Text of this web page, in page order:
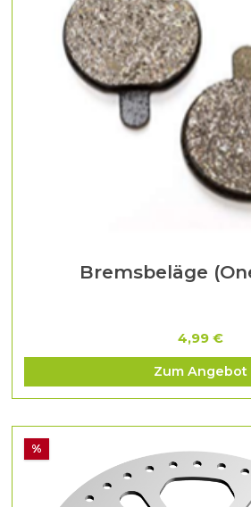
Bremsbeläge
4,99 €
Zum Angebot
%